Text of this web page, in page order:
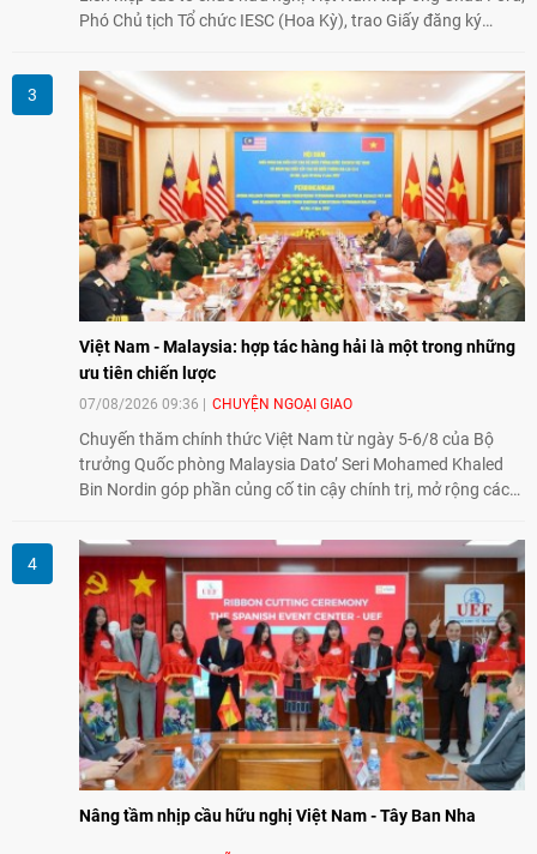
Phó Chủ tịch Tổ chức IESC (Hoa Kỳ), trao Giấy đăng ký
đổi về định hướng triển khai Dự án "Mở rộng Thương mại
Nông nghiệp và An toàn thực phẩm Hoa Kỳ - Việt Nam",
hướng tới thúc đẩy chuyển đổi số, hiện đại hóa nông nghiệp
và mở rộng hợp tác phát triển giữa hai nước.
Việt Nam - Malaysia: hợp tác hàng hải là một trong những
ưu tiên chiến lược
07/08/2026 09:36 CHUYỆN NGOẠI GIAO
Chuyến thăm chính thức Việt Nam từ ngày 5-6/8 của Bộ
trưởng Quốc phòng Malaysia Dato’ Seri Mohamed Khaled
Bin Nordin góp phần củng cố tin cậy chính trị, mở rộng các
Malaysia theo hướng ngày càng thực chất.
Nâng tầm nhịp cầu hữu nghị Việt Nam - Tây Ban Nha